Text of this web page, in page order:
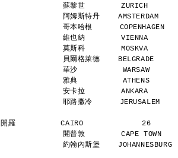
蘇黎世        ZURICH
阿姆斯特丹
哥本哈根
維也納        VIENNA
莫斯科        MOSKVA
貝爾格萊德
華沙          WARSAW
雅典          ATHENS
安卡拉        ANKARA
耶路撒冷
開羅          CAIRO             26
開普敦        CAPE
約翰內斯堡